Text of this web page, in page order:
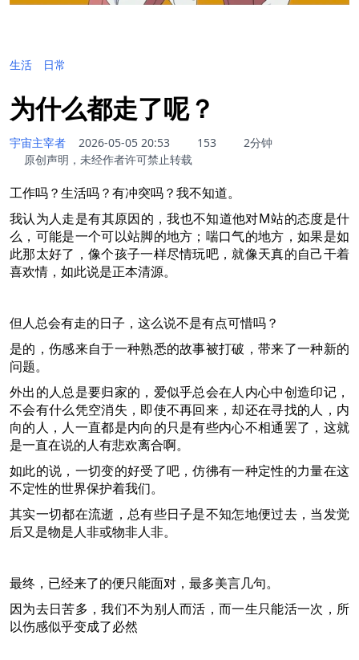
生活 日常
为什么都走了呢？
宇宙主宰者 2026-05-05 20:53 153
2分钟
原创声明，未经作者许可禁止转载
工作吗？生活吗？有冲突吗？我不知道。
我认为人走是有其原因的，我也不知道他对M站的态度是什
么，可能是一个可以站脚的地方；喘口气的地方，如果是如
此那太好了，像个孩子一样尽情玩吧，就像天真的自己干着
喜欢情，如此说是正本清源。
但人总会有走的日子，这么说不是有点可惜吗？
是的，伤感来自于一种熟悉的故事被打破，带来了一种新的
问题。
外出的人总是要归家的，爱似乎总会在人内心中创造印记，
不会有什么凭空消失，即使不再回来，却还在寻找的人，内
向的人，人一直都是内向的只是有些内心不相通罢了，这就
是一直在说的人有悲欢离合啊。
如此的说，一切变的好受了吧，仿彿有一种定性的力量在这
不定性的世界保护着我们。
其实一切都在流逝，总有些日子是不知怎地便过去，当发觉
后又是物是人非或物非人非。
最终，已经来了的便只能面对，最多美言几句。
因为去日苦多，我们不为别人而活，而一生只能活一次，所
以伤感似乎变成了必然